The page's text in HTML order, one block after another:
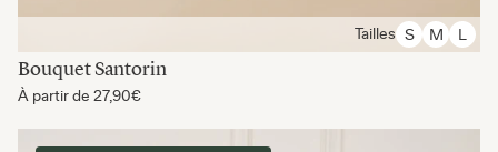
Tailles S M
Bouquet Santorin
À partir de 27,90€